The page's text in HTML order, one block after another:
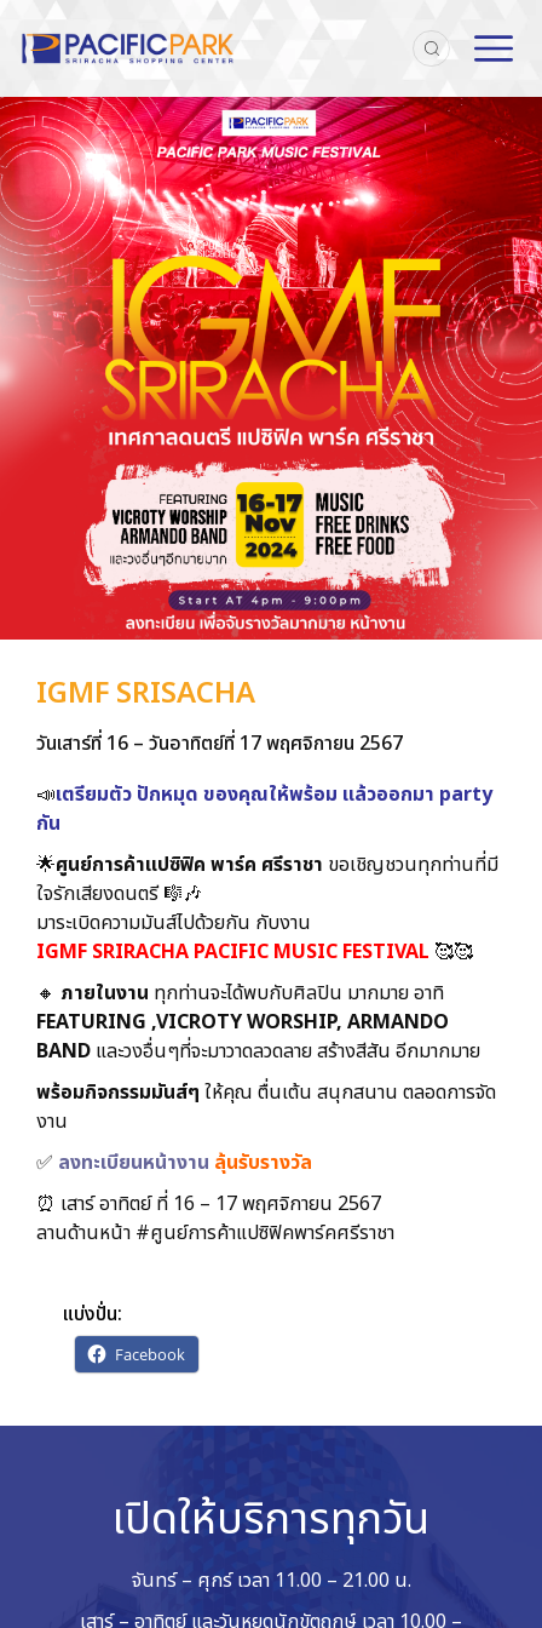
IGMF SRISACHA
วันเสาร์ที่ 16 – วันอาทิตย์ที่ 17 พฤศจิกายน 2567
📣เตรียมตัว ปักหมุด ของคุณให้พร้อม แล้วออกมา party
กัน
🌟ศูนย์การค้าแปซิฟิค พาร์ค ศรีราชา ขอเชิญชวนทุกท่านที่มี
ใจรักเสียงดนตรี 🎼🎶
มาระเบิดความมันส์ไปด้วยกัน กับงาน
IGMF SRIRACHA PACIFIC MUSIC FESTIVAL 🥰🥰
🔸️ ภายในงาน ทุกท่านจะได้พบกับศิลปิน มากมาย อาทิ
FEATURING ,VICROTY WORSHIP, ARMANDO
BAND และวงอื่นๆที่จะมาวาดลวดลาย สร้างสีสัน อีกมากมาย
พร้อมกิจกรรมมันส์ๆ ให้คุณ ตื่นเต้น สนุกสนาน ตลอดการจัด
งาน
✅️ ลงทะเบียนหน้างาน ลุ้นรับรางวัล
⏰️ เสาร์ อาทิตย์ ที่ 16 – 17 พฤศจิกายน 2567
ลานด้านหน้า #ศูนย์การค้าแปซิฟิคพาร์คศรีราชา
แบ่งปั่น:
Facebook
เปิดให้บริการทุกวัน
จันทร์ – ศุกร์ เวลา 11.00 – 21.00 น.
เสาร์ – อาทิตย์ และวันหยุดนักขัตฤกษ์ เวลา 10.00 –